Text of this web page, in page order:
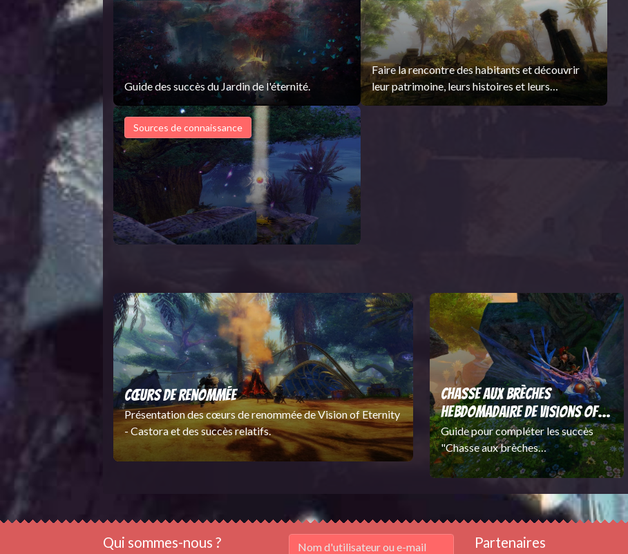
Guide des succès du Jardin de l'éternité.
Faire la rencontre des habitants et découvrir
leur patrimoine, leurs histoires et leurs
difficultés.
Sources de connaissance
Cœurs de renommée
Présentation des cœurs de renommée de Vision of Eternity
- Castora et des succès relatifs.
Chasse aux brèches
hebdomadaire de Visions of
Eternity
Guide pour compléter les succès
"Chasse aux brèches
hebdomadaire" de Castora (Vision
of Eternity).
Qui sommes-nous ? Partenaires